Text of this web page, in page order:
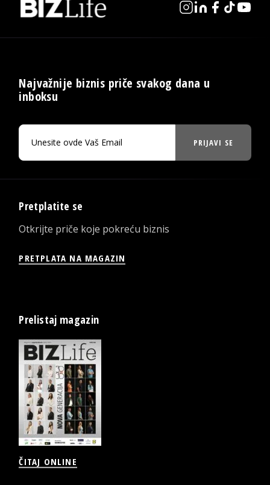
Najvažnije biznis priče svakog dana u
inboksu
PRIJAVI SE
Pretplatite se
Otkrijte priče koje pokreću biznis
PRETPLATA NA MAGAZIN
Prelistaj magazin
ČITAJ ONLINE